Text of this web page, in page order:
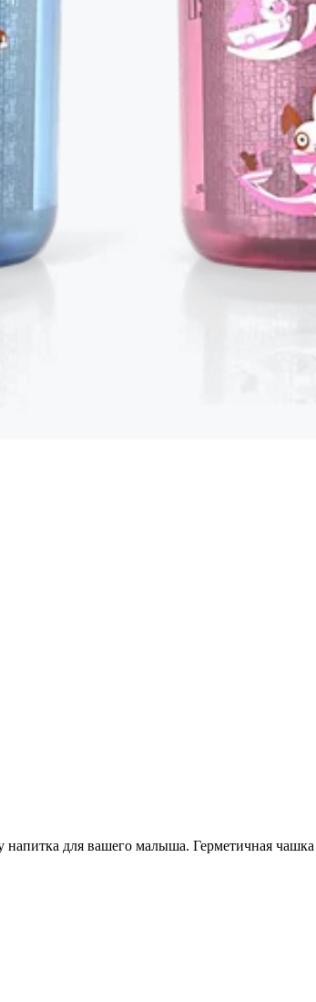
для вашего малыша. Герметичная